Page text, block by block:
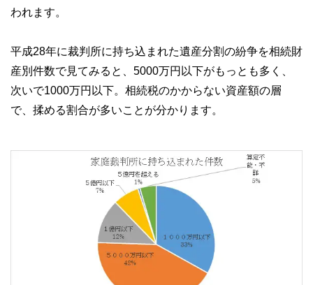
われます。
平成28年に裁判所に持ち込まれた遺産分割の紛争を相続財
産別件数で見てみると、5000万円以下がもっとも多く、
次いで1000万円以下。相続税のかからない資産額の層
で、揉める割合が多いことが分かります。